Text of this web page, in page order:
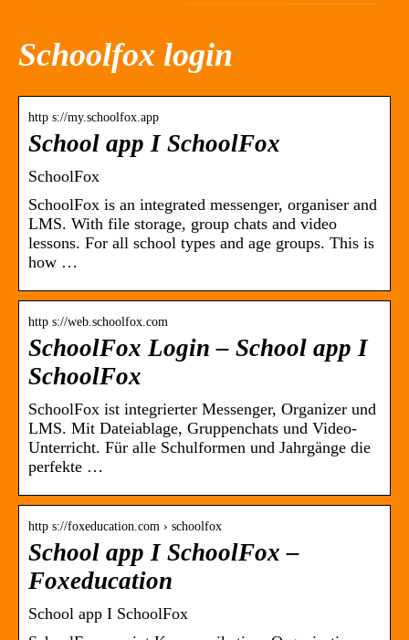
Schoolfox login
http s://my.schoolfox.app
School app I SchoolFox
SchoolFox
SchoolFox is an integrated messenger, organiser and
LMS. With file storage, group chats and video
lessons. For all school types and age groups. This is
how …
http s://web.schoolfox.com
SchoolFox Login – School app I
SchoolFox
SchoolFox ist integrierter Messenger, Organizer und
LMS. Mit Dateiablage, Gruppenchats und Video-
Unterricht. Für alle Schulformen und Jahrgänge die
perfekte …
http s://foxeducation.com › schoolfox
School app I SchoolFox –
Foxeducation
School app I SchoolFox